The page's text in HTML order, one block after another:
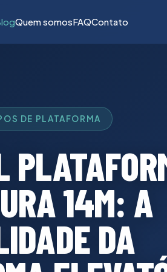
Quem somosFAQContato
DE PLATAFORMA
14M: A
DA